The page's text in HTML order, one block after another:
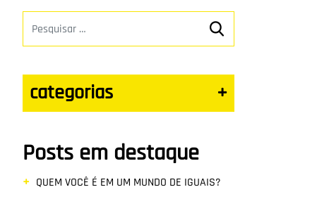
categorias +
Posts em destaque
QUEM VOCÊ É EM UM MUNDO DE IGUAIS?